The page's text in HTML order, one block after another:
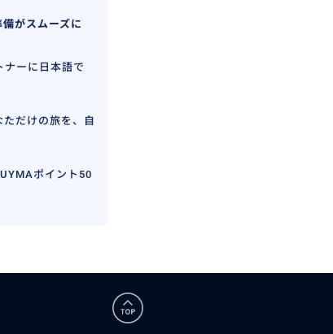
がスムーズに
ナーに日本語で
ただけの旅を、自
ポイント50